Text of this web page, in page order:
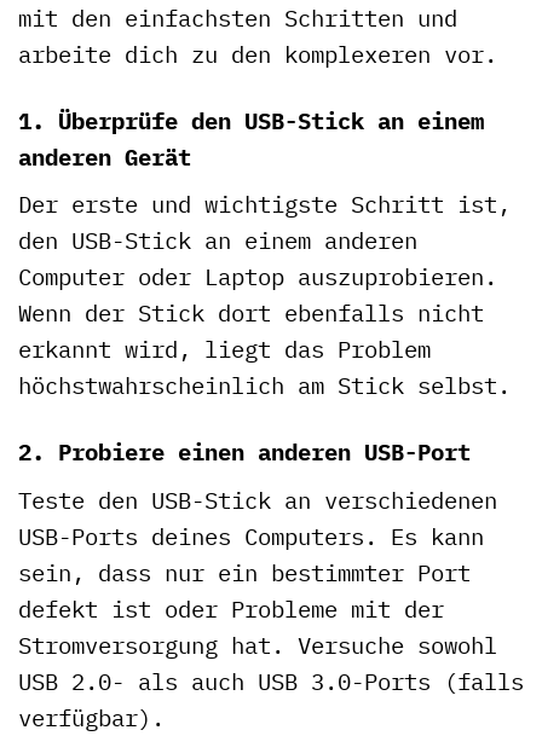
mit den einfachsten Schritten und
arbeite dich zu den komplexeren vor.
1. Überprüfe den USB-Stick an einem
anderen Gerät
Der erste und wichtigste Schritt ist,
den USB-Stick an einem anderen
Computer oder Laptop auszuprobieren.
Wenn der Stick dort ebenfalls nicht
erkannt wird, liegt das Problem
höchstwahrscheinlich am Stick selbst.
2. Probiere einen anderen USB-Port
Teste den USB-Stick an verschiedenen
USB-Ports deines Computers. Es kann
sein, dass nur ein bestimmter Port
defekt ist oder Probleme mit der
Stromversorgung hat. Versuche sowohl
USB 2.0- als auch USB 3.0-Ports (falls
verfügbar).